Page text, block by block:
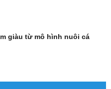
giàu từ mô hình nuôi cá